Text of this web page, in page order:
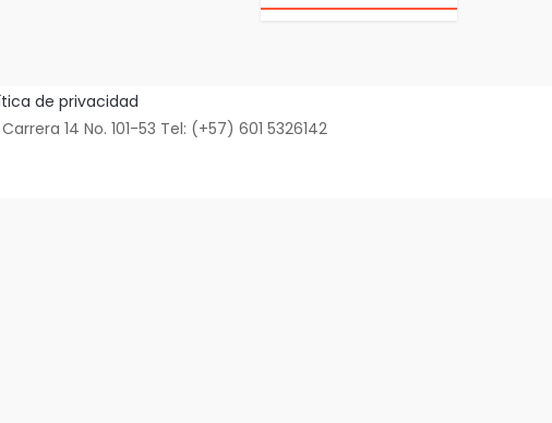
de privacidad
14 No. 101-53 Tel: (+57) 601 5326142